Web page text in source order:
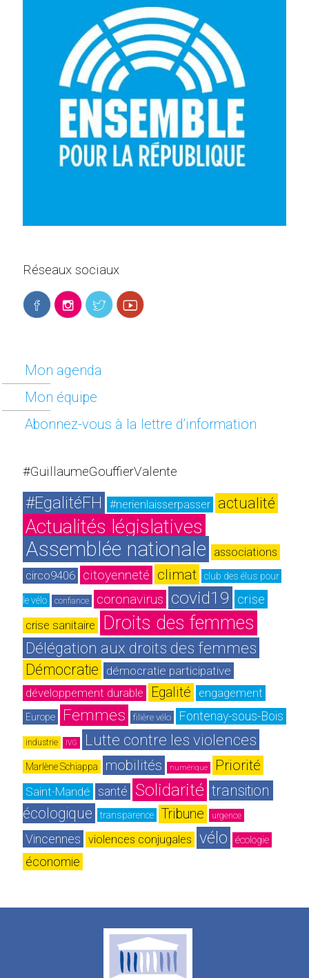
Réseaux sociaux
Mon agenda
Mon équipe
Abonnez-vous à la lettre d’information
#GuillaumeGouffierValente
#EgalitéFH #nerienlaisserpasser actualité
Actualités législatives
Assemblée nationale
associations
circo9406
citoyenneté climat club des élus pour
le vélo confiance coronavirus covid19 crise
crise sanitaire Droits des femmes
Délégation aux droits des femmes
Démocratie démocratie participative
développement durable Egalité engagement
Europe Femmes filière vélo Fontenay-sous-Bois
industrie IVG Lutte contre les violences
Marlène Schiappa mobilités numérique Priorité
Saint-Mandé santé Solidarité transition
écologique
transparence Tribune urgence
Vincennes violences conjugales vélo écologie
économie